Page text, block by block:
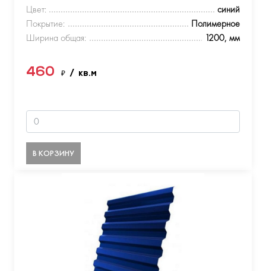
Цвет:
синий
Покрытие:
Полимерное
Ширина общая:
1200, мм
460 ₽ / кв.м
В КОРЗИНУ